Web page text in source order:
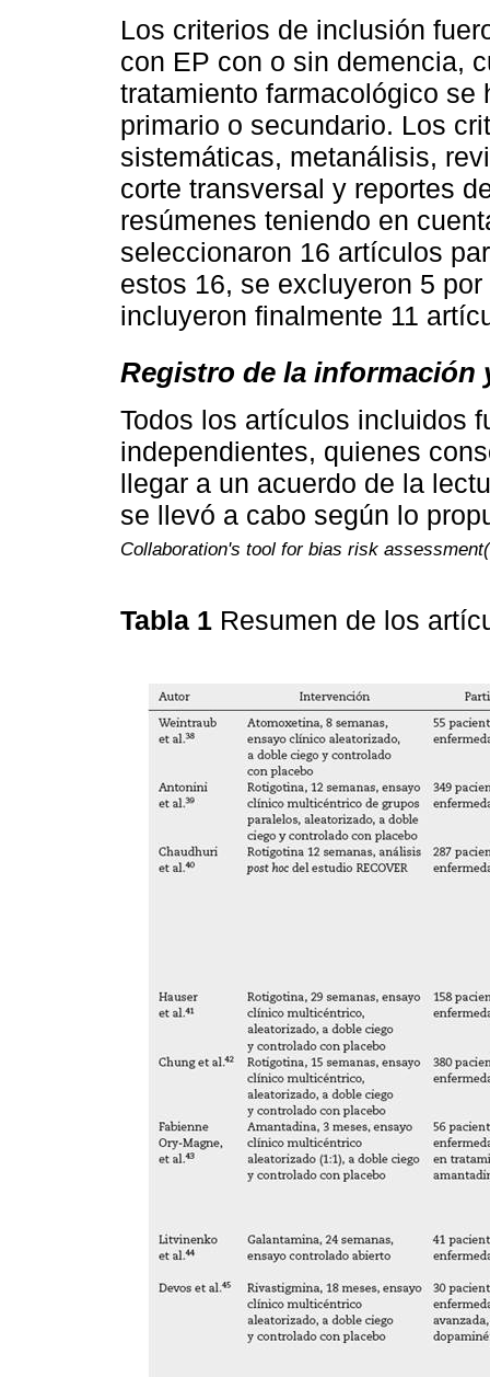
Los criterios de inclusión
con EP con o sin demencia,
tratamiento farmacológico se
primario o secundario. Los
sistemáticas, metanálisis,
corte transversal y reportes
resúmenes teniendo en
seleccionaron 16 artículos
estos 16, se excluyeron 5
incluyeron finalmente 11
Registro de la información
Todos los artículos incluidos
independientes, quienes
llegar a un acuerdo de la
se llevó a cabo según lo
Collaboration's tool for bias risk assessment(
Tabla 1 Resumen de los